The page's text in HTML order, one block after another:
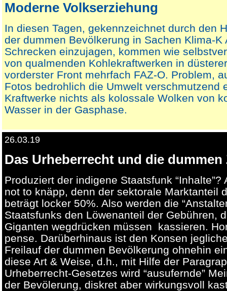
Moderne Volkserziehung
In diesen Tagen, gekennzeichnet durch den
der dummen Bevölkerung in Sachen Klima-K
Schrecken einzujagen, kommen wie
von qualmenden Kohlekraftwerken in
vorderster Front mehrfach FAZ-O. Problem,
Fotos bedrohlich die Umwelt verschmutzend
Kraftwerke nichts als kolossale Wolken von
Wasser in der Gasphase.
26.03.19
Das Urheberrecht und die dummen
Produziert der indigene Staatsfunk “Inhalte”?
not to knäpp, denn der sektorale Marktanteil
beträgt locker 50%. Also werden die
Staatsfunks den Löwenanteil der Gebühren,
Giganten wegdrücken müssen kassieren.
pense. Darüberhinaus ist den Konsen
Freilauf der dummen Bevölkerung ohnehin
diese Art & Weise, d.h., mit Hilfe der
Urheberrecht-Gesetzes wird “ausufernde”
der Bevölerung, diskret aber wirkungsvoll